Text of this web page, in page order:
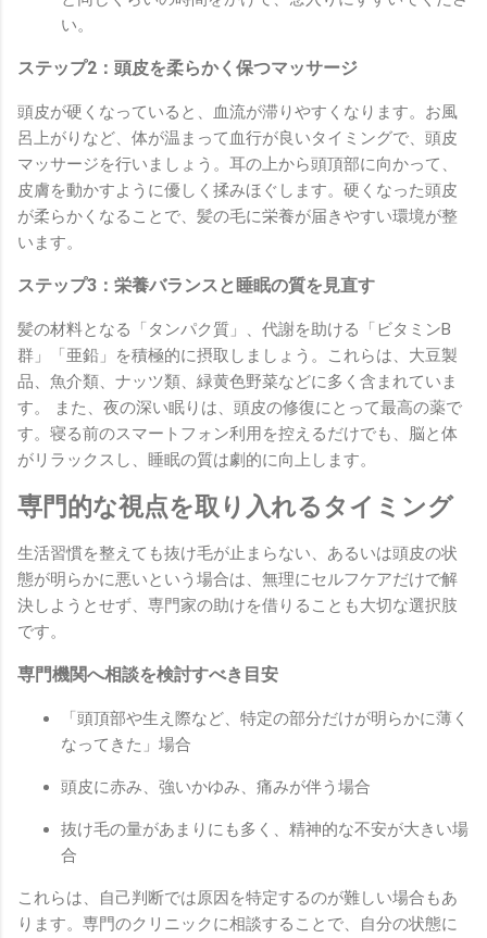
い。
ステップ2：頭皮を柔らかく保つマッサージ
頭皮が硬くなっていると、血流が滞りやすくなります。お風
呂上がりなど、体が温まって血行が良いタイミングで、頭皮
マッサージを行いましょう。耳の上から頭頂部に向かって、
皮膚を動かすように優しく揉みほぐします。硬くなった頭皮
が柔らかくなることで、髪の毛に栄養が届きやすい環境が整
います。
ステップ3：栄養バランスと睡眠の質を見直す
髪の材料となる「タンパク質」、代謝を助ける「ビタミンB
群」「亜鉛」を積極的に摂取しましょう。これらは、大豆製
品、魚介類、ナッツ類、緑黄色野菜などに多く含まれていま
す。 また、夜の深い眠りは、頭皮の修復にとって最高の薬で
す。寝る前のスマートフォン利用を控えるだけでも、脳と体
がリラックスし、睡眠の質は劇的に向上します。
専門的な視点を取り入れるタイミング
生活習慣を整えても抜け毛が止まらない、あるいは頭皮の状
態が明らかに悪いという場合は、無理にセルフケアだけで解
決しようとせず、専門家の助けを借りることも大切な選択肢
です。
専門機関へ相談を検討すべき目安
「頭頂部や生え際など、特定の部分だけが明らかに薄く
なってきた」場合
頭皮に赤み、強いかゆみ、痛みが伴う場合
抜け毛の量があまりにも多く、精神的な不安が大きい場
合
これらは、自己判断では原因を特定するのが難しい場合もあ
ります。専門のクリニックに相談することで、自分の状態に